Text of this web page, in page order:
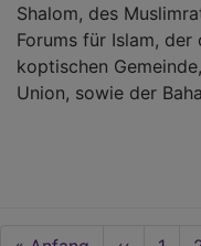
Shalom, des
Forums für Islam,
koptischen
Union, sowie der